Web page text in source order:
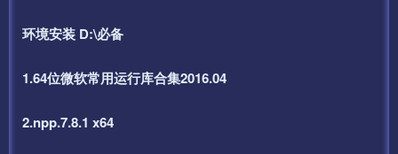
环境安装 D:\必备
1.64位微软常用运行库合集2016.04
2.npp.7.8.1 x64